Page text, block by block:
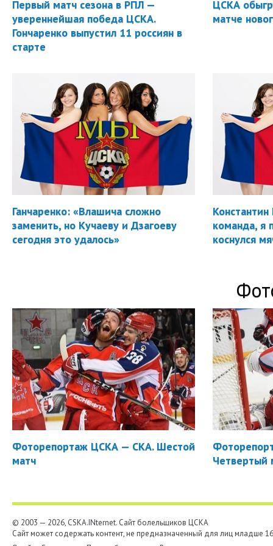
Первый матч сезона в РПЛ —
увереннейшая победа ЦСКА.
Гончаренко выпустил 11 россиян в
старте
ЦСКА
матче
Ганчаренко: «Влашича сложно
заменить, но Кучаеву и Дзагоеву
сегодня это удалось»
Константин
команда, я
коснулся
Фоторепортаж ЦСКА — СКА. Шестой
матч
Четвертый
© 2003 — 2026, CSKA.INternet. Cайт болельщиков ЦСКА
Сайт может содержать контент, не предназначенный для лиц младше